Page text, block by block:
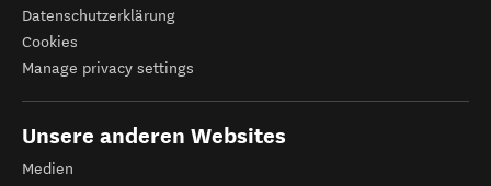
Datenschutzerklärung
Cookies
Manage privacy settings
Unsere anderen Websites
Medien